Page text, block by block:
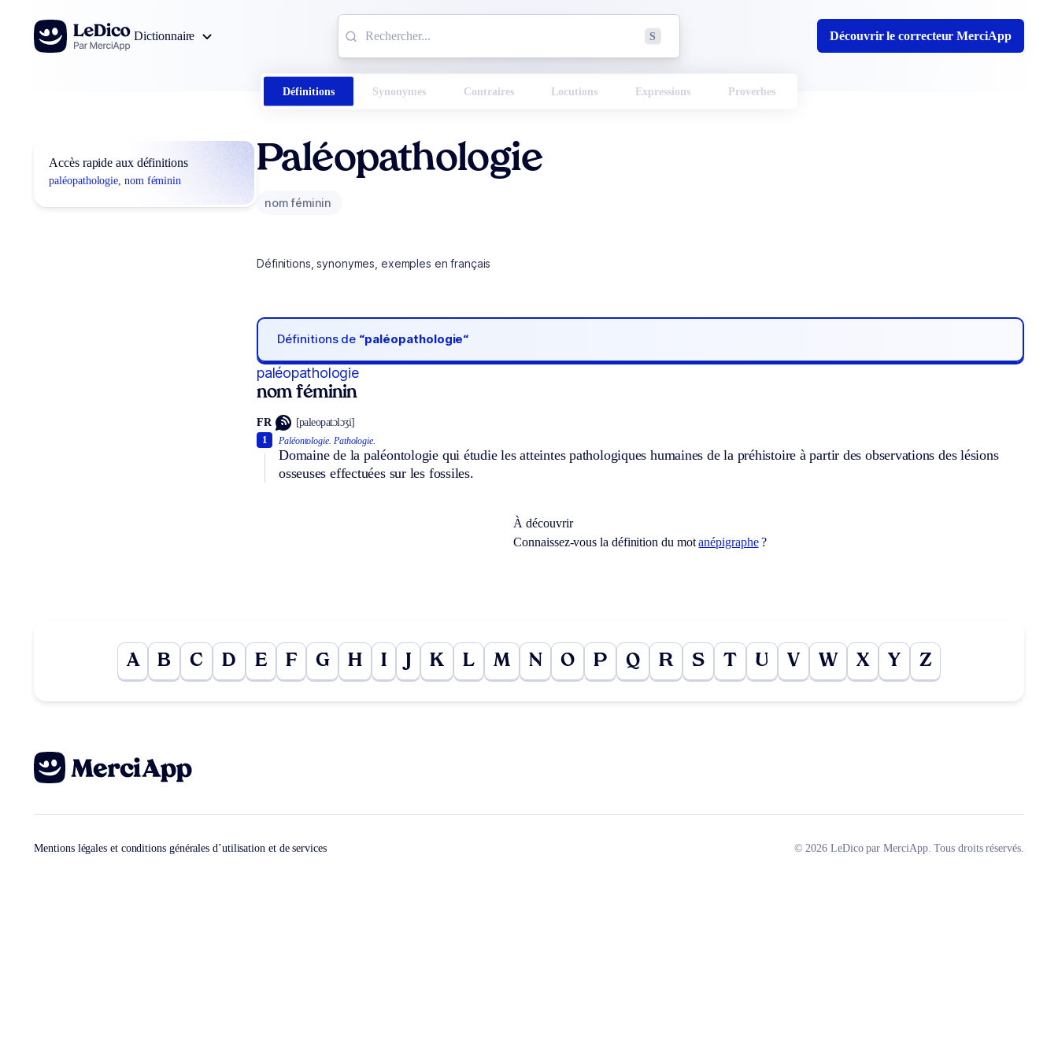
Aller au contenu
Dictionnaire
S Découvrir le correcteur MerciApp
Définitions Synonymes Contraires Locutions Expressions Proverbes
Accès rapide aux définitions
paléopathologie, nom féminin
Paléopathologie
nom féminin
Définitions, synonymes, exemples en français
Définitions de “paléopathologie“
paléopathologie
nom féminin
FR [paleopatɔlɔʒi]
Paléontologie. Pathologie.
Domaine de la paléontologie qui étudie les atteintes pathologiques humaines de la préhistoire à partir des observations des lésions
osseuses effectuées sur les fossiles.
1
À découvrir
Connaissez-vous la définition du motanépigraphe?
A B C D E F G H I K L M N O P Q R S T U V W X Y Z
Mentions légales et conditions générales d’utilisation et de services © 2026 LeDico par MerciApp. Tous droits réservés.